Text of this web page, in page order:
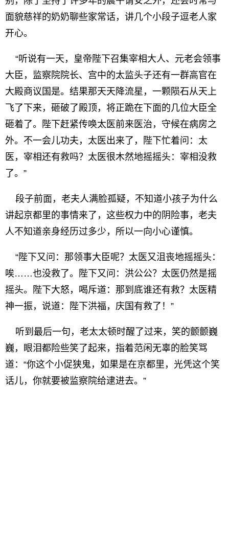
面貌慈祥的奶奶聊些家常话，讲几个小段子逗老人家
开心。
“听说有一天，皇帝陛下召集宰相大人、元老会领事
大臣，监察院院长、宫中的太监头子还有一群高官在
大殿商议国是。结果那天天降流星，一颗陨石从天上
飞了下来，砸破了殿顶，将正跪在下面的几位大臣全
砸着了。陛下赶紧传唤太医前来医治，守候在病房之
外。不一会儿功夫，太医出来了，陛下忙着问：太
医，宰相还有救吗？太医很木然地摇摇头：宰相没救
了。”
段子前面，老夫人满脸孤疑，不知道小孩子为什么
讲起京都里的事情来了，这些权力中的阴险事，老夫
人不知道亲身经历过多少，所以一向小心谨慎。
“陛下又问：那领事大臣呢？太医又沮丧地摇摇头：
唉……也没救了。陛下又问：洪公公？太医仍然是摇
摇头。陛下大怒，喝斥道：那到底谁还有救？太医精
神一振，说道：陛下洪福，庆国有救了！”
听到最后一句，老太太顿时醒了过来，笑的颤颤巍
巍，眼泪都险些笑了起来，指着范闲无辜的脸笑骂
道：“你这个小促狭鬼，如果是在京都里，光凭这个笑
话儿，你就要被监察院给逮进去。”